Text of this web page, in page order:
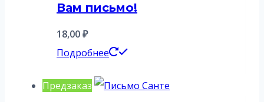
Вам письмо!
18,00₽
Подробнее
Предзаказ